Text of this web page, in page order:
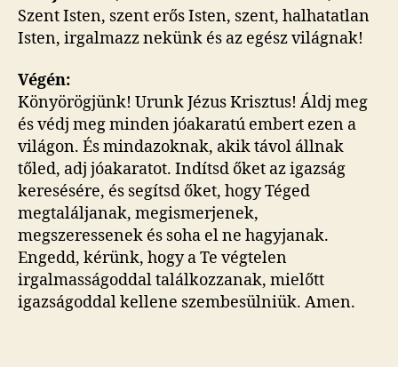
Szent Isten, szent erős Isten, szent, halhatatlan
Isten, irgalmazz nekünk és az egész világnak!
Végén:
Könyörögjünk! Urunk Jézus Krisztus! Áldj meg
és védj meg minden jóakaratú embert ezen a
világon. És mindazoknak, akik távol állnak
tőled, adj jóakaratot. Indítsd őket az igazság
keresésére, és segítsd őket, hogy Téged
megtaláljanak, megismerjenek,
megszeressenek és soha el ne hagyjanak.
Engedd, kérünk, hogy a Te végtelen
irgalmasságoddal találkozzanak, mielőtt
igazságoddal kellene szembesülniük. Amen.